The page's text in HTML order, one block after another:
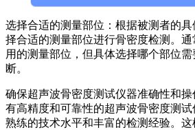
选择合适的测量部位：根据被测者的
择合适的测量部位进行骨密度检测。
用的测量部位，但具体选择哪个部位
断。
确保超声波骨密度测试仪器准确性和
有高精度和可靠性的超声波骨密度测
熟练的技术水平和丰富的检测经验。